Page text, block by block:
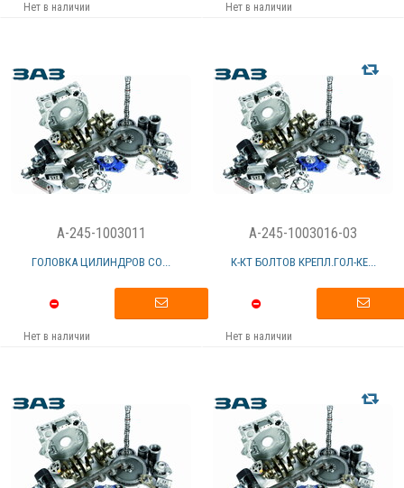
Нет в наличии Нет в наличии
A-245-1003011
ГОЛОВКА ЦИЛИНДРОВ СО...
Нет в наличии
A-245-1003016-03
К-КТ БОЛТОВ КРЕПЛ.ГОЛ-КЕ...
Нет в наличии